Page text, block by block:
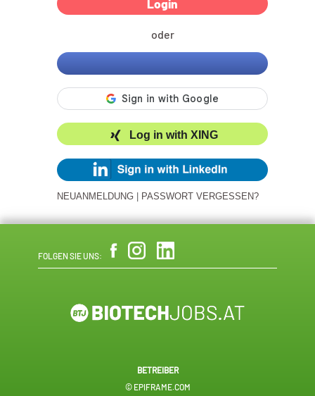
oder
Log in with XING
NEUANMELDUNG PASSWORT VERGESSEN?
FOLGEN SIE UNS:
BETREIBER
© EPIFRAME.COM